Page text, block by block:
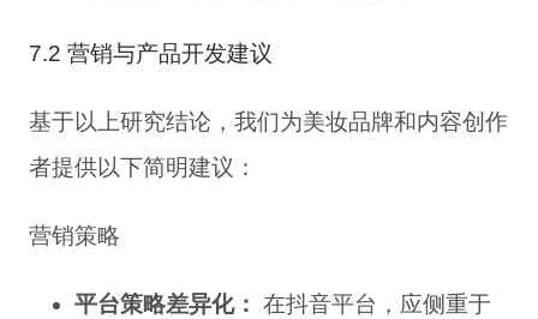
7.2 营销与产品开发建议
基于以上研究结论，我们为美妆品牌和内容创作
者提供以下简明建议：
营销策略
平台策略差异化： 在抖音平台，应侧重于